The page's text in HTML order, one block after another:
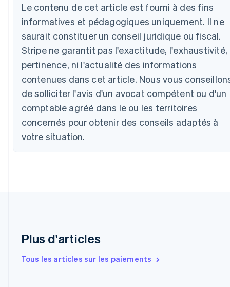
Le contenu de cet article est fourni à des fins
informatives et pédagogiques uniquement. Il ne
saurait constituer un conseil juridique ou fiscal.
Stripe ne garantit pas l'exactitude, l'exhaustivité,
pertinence, ni l'actualité des informations
contenues dans cet article. Nous vous
de solliciter l'avis d'un avocat compétent ou d'un
comptable agréé dans le ou les territoires
concernés pour obtenir des conseils adaptés à
votre situation.
Plus d'articles
Tous les articles sur les paiements
Australie
English
Autriche
DeutschEnglish
Belgique
Nederlands FrançaisDeutschEnglish
Português English
Bulgarie
English
Canada
EnglishFrançais
Chine continentale
Chypre
Espagne
Estonie